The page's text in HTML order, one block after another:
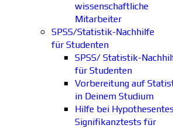
wissenschaftliche
Mitarbeiter
SPSS/Statistik-Nachhilfe
für Studenten
SPSS/ Statistik-
für Studenten
Vorbereitung auf
in Deinem Studium
Hilfe bei
Signifikanztests für